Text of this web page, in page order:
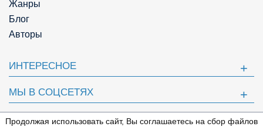
Жанры
Блог
Авторы
ИНТЕРЕСНОЕ
МЫ В СОЦСЕТЯХ
ПОЛЕЗНОЕ
Продолжая использовать сайт, Вы соглашаетесь на сбор файлов